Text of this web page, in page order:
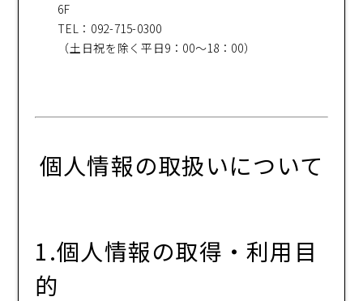
6F
TEL：092-715-0300
（土日祝を除く平日9：00～18：00）
個人情報の取扱いについて
1.個人情報の取得・利用目
的